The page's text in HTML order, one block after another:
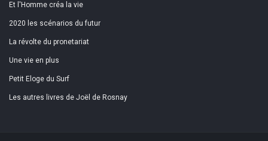
Et l'Homme créa la vie
2020 les scénarios du futur
La révolte du pronetariat
Une vie en plus
Petit Eloge du Surf
Les autres livres de Joël de Rosnay